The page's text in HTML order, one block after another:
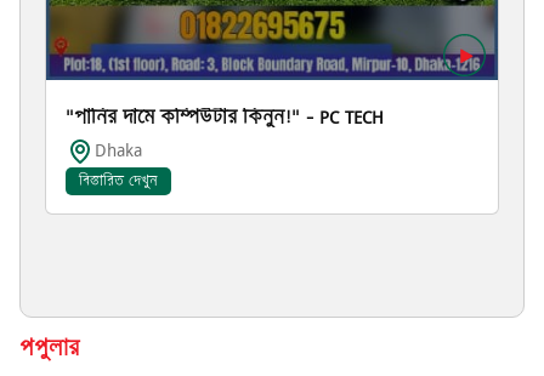
"পানির দামে কম্পিউটার কিনুন!" – PC TECH
Dhaka
বিস্তারিত দেখুন
পপুলার